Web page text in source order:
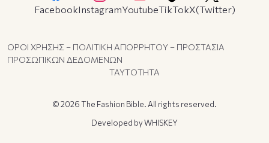
FacebookInstagramYoutubeTikTokX(Twitter)
ΟΡΟΙ ΧΡΗΣΗΣ – ΠΟΛΙΤΙΚΗ ΑΠΟΡΡΗΤΟΥ – ΠΡΟΣΤΑΣΙΑ
ΠΡΟΣΩΠΙΚΩΝ ΔΕΔΟΜΕΝΩΝ
ΤΑΥΤΟΤΗΤΑ
© 2026 The Fashion Bible. All rights reserved.
Developed byWHISKEY